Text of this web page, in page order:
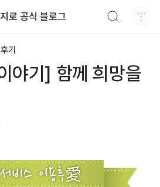
로 공식 블로그
기
야기] 함께 희망을